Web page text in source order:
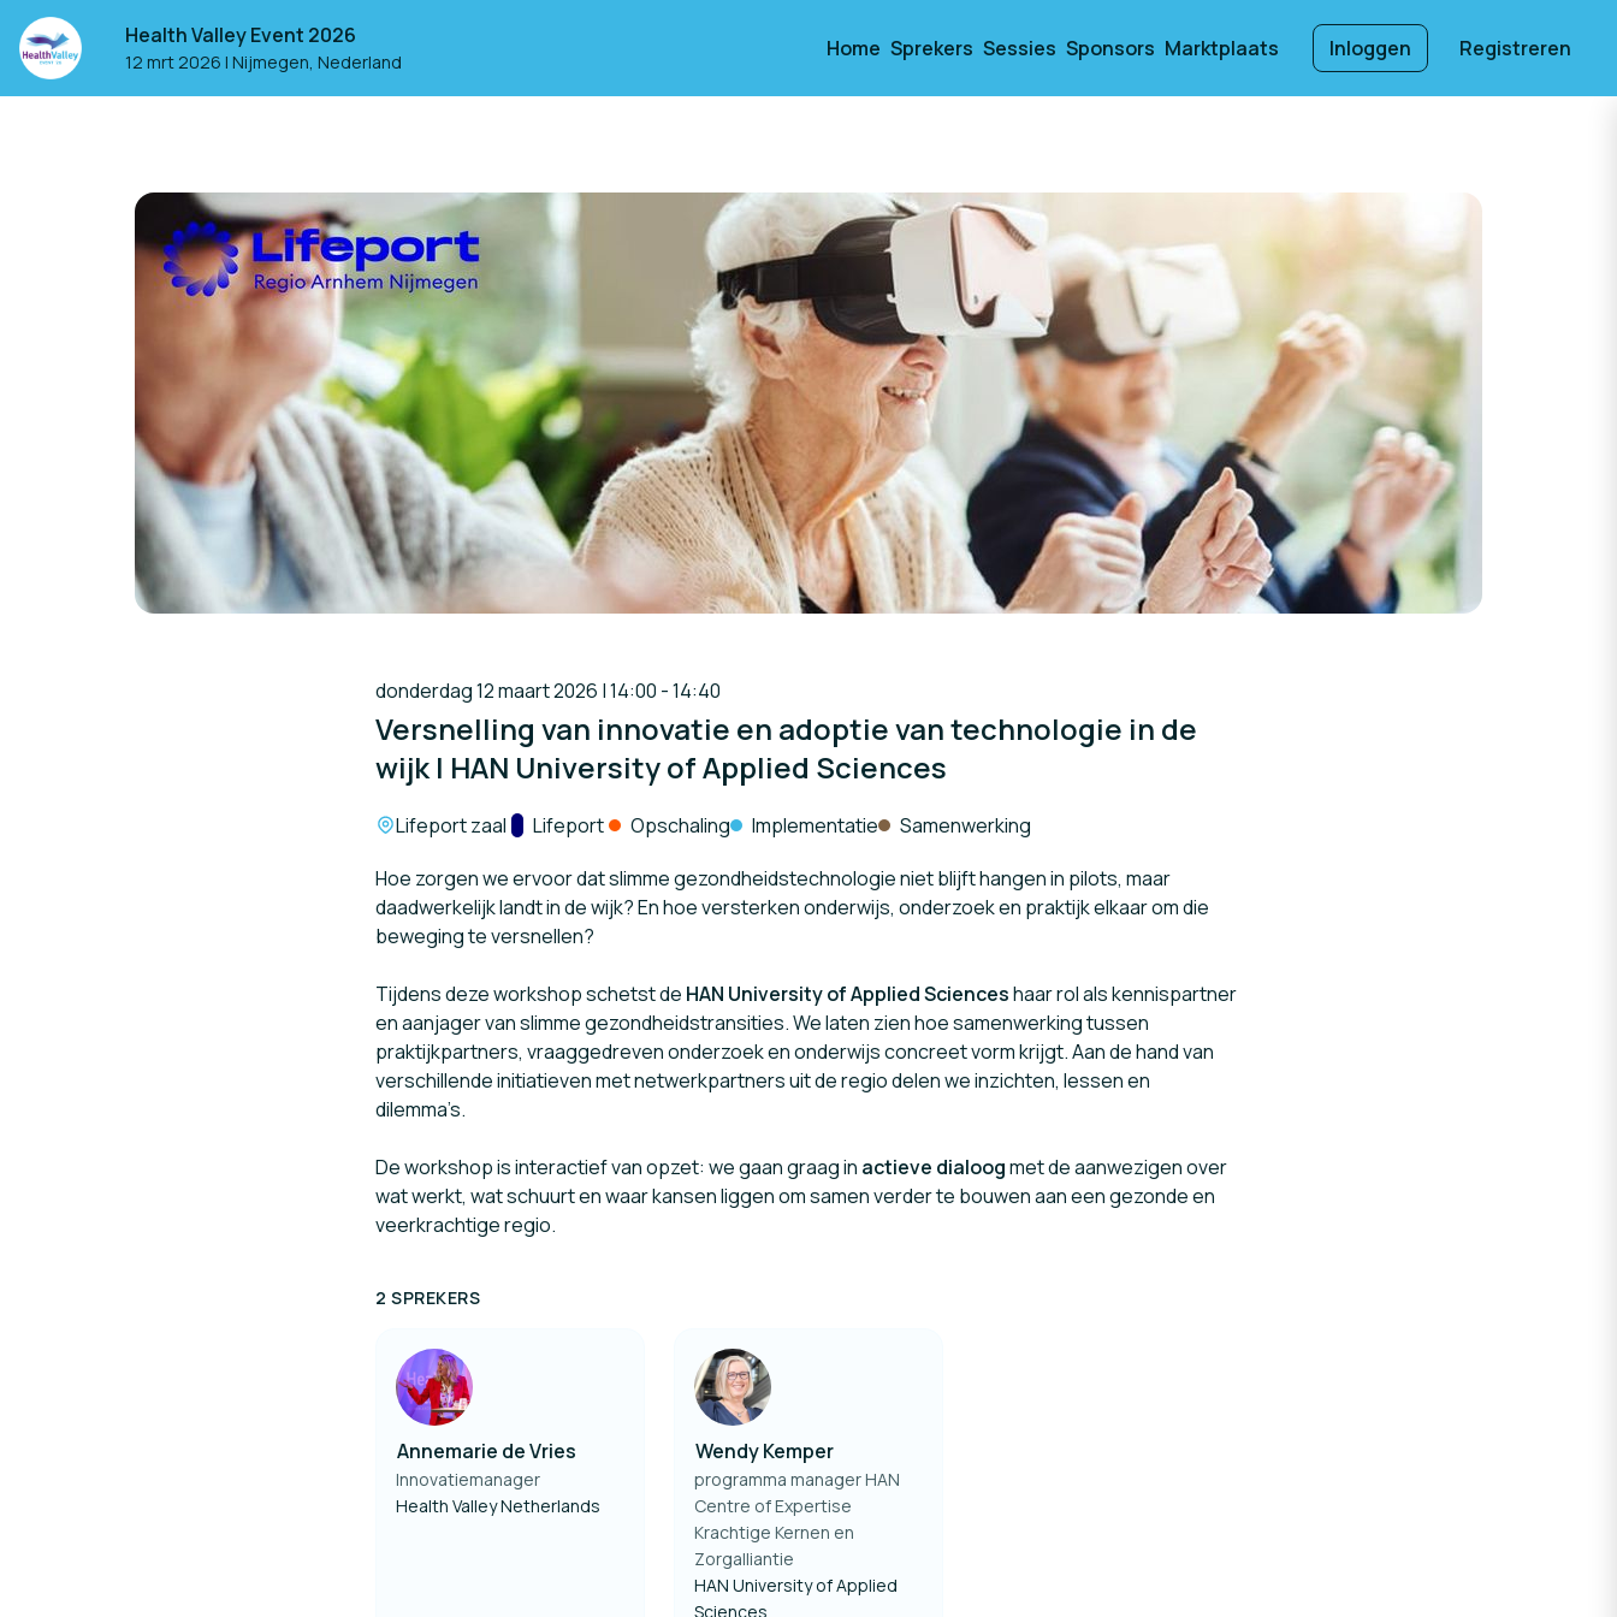
Health Valley Event 2026
12 mrt 2026 | Nijmegen, Nederland
Home Sprekers Sessies Sponsors Marktplaats Inloggen Registreren
donderdag 12 maart 2026 | 14:00 - 14:40
Versnelling van innovatie en adoptie van technologie in de
wijk | HAN University of Applied Sciences
Locatie:
Lifeport zaal Track:
Lifeport Opschaling Implementatie
Samenwerking
Hoe zorgen we ervoor dat slimme gezondheidstechnologie niet blijft hangen in pilots, maar
daadwerkelijk landt in de wijk? En hoe versterken onderwijs, onderzoek en praktijk elkaar om die
beweging te versnellen?
Tijdens deze workshop schetst de HAN University of Applied Scienceshaar rol als kennispartner
en aanjager van slimme gezondheidstransities. We laten zien hoe samenwerking tussen
praktijkpartners, vraaggedreven onderzoek en onderwijs concreet vorm krijgt. Aan de hand van
verschillende initiatieven met netwerkpartners uit de regio delen we inzichten, lessen en
dilemma’s.
De workshop is interactief van opzet: we gaan graag in actieve dialoogmet de aanwezigen over
wat werkt, wat schuurt en waar kansen liggen om samen verder te bouwen aan een gezonde en
veerkrachtige regio.
2 SPREKERS
Annemarie de Vries
Innovatiemanager
Health Valley Netherlands
Wendy Kemper
programma manager HAN
Centre of Expertise
Krachtige Kernen en
Zorgalliantie
HAN University of Applied
Sciences